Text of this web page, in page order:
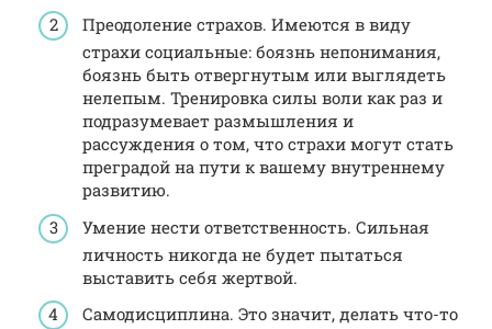
Преодоление страхов. Имеются в виду
страхи социальные: боязнь непонимания,
боязнь быть отвергнутым или выглядеть
нелепым. Тренировка силы воли как раз и
подразумевает размышления и
рассуждения о том, что страхи могут стать
преградой на пути к вашему внутреннему
развитию.
Умение нести ответственность. Сильная
личность никогда не будет пытаться
выставить себя жертвой.
Самодисциплина. Это значит, делать что-то